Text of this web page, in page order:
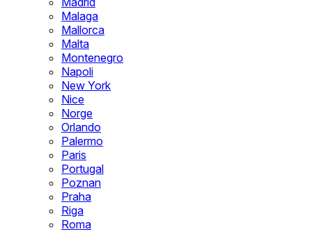
Malaga
Mallorca
Malta
Montenegro
Napoli
New York
Nice
Norge
Orlando
Palermo
Paris
Portugal
Poznan
Praha
Riga
Roma